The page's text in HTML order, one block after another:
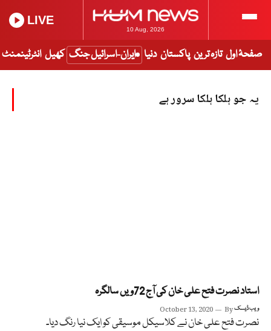
10 Aug, 2026
LIVE
صفحۂ اول تازہ ترین پاکستان دنیا ایران-اسرائیل جنگ کھیل انٹرٹینمنٹ
یہ جو ہلکا ہلکا سرور ہے
استاد نصرت فتح علی خان کی آج 72ویں سالگرہ
October 13, 2020 Byویب ڈیسک
نصرت فتح علی خان نے کلاسیکل موسیقی کو ایک نیا رنگ دیا۔